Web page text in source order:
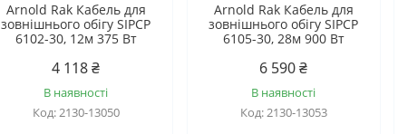
Arnold Rak Кабель для
зовнішнього обігу SIPCP
6102-30, 12м 375 Вт
4 118 ₴
В наявності
2130-13050
Arnold Rak Кабель для
зовнішнього обігу SIPCP
6105-30, 28м 900 Вт
6 590 ₴
В наявності
2130-13053